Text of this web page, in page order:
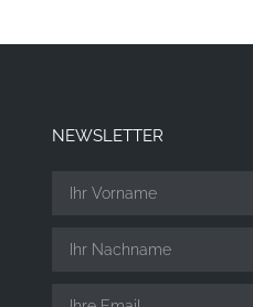
NEWSLETTER